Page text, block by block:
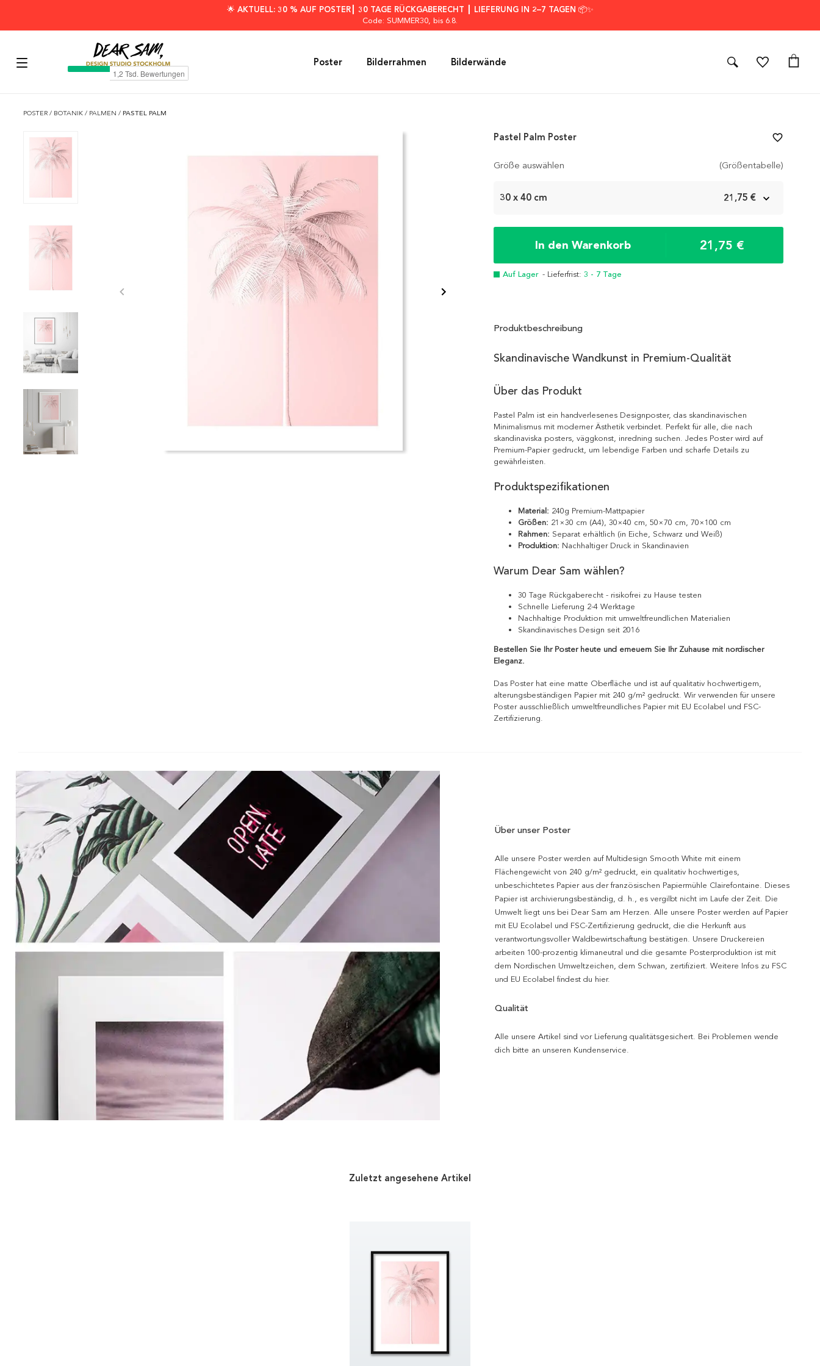
🌟 AKTUELL: 30 % AUF POSTER┃ 30 TAGE RÜCKGABERECHT ┃ LIEFERUNG IN 2–7 TAGEN 📦✨
Code: SUMMER30, bis 6.8.
Poster Bilderrahmen Bilderwände
POSTER / BOTANIK / PALMEN / PASTEL PALM
Größe auswählen (Größentabelle)
30 x 40 cm 21,75 €
In den Warenkorb 21,75 €
Auf Lager - Lieferfrist: 3 - 7 Tage
Pastel Palm Poster favorite_border
Produktbeschreibung
Skandinavische Wandkunst in Premium-Qualität
Über das Produkt
Pastel Palm ist ein handverlesenes Designposter, das skandinavischen
Minimalismus mit moderner Ästhetik verbindet. Perfekt für alle, die nach
skandinaviska posters, väggkonst, inredning suchen. Jedes Poster wird auf
Premium-Papier gedruckt, um lebendige Farben und scharfe Details zu
gewährleisten.
Produktspezifikationen
Material: 240g Premium-Mattpapier
Größen: 21×30 cm (A4), 30×40 cm, 50×70 cm, 70×100 cm
Rahmen: Separat erhältlich (in Eiche, Schwarz und Weiß)
Produktion: Nachhaltiger Druck in Skandinavien
Warum Dear Sam wählen?
30 Tage Rückgaberecht - risikofrei zu Hause testen
Schnelle Lieferung 2-4 Werktage
Nachhaltige Produktion mit umweltfreundlichen Materialien
Skandinavisches Design seit 2016
Bestellen Sie Ihr Poster heute und erneuern Sie Ihr Zuhause mit nordischer
Eleganz.
Das Poster hat eine matte Oberfläche und ist auf qualitativ hochwertigem,
alterungsbeständigen Papier mit 240 g/m² gedruckt. Wir verwenden für unsere
Poster ausschließlich umweltfreundliches Papier mit EU Ecolabel und FSC-
Zertifizierung.
Über unser Poster
Alle unsere Poster werden auf Multidesign Smooth White mit einem
Flächengewicht von 240 g/m² gedruckt, ein qualitativ hochwertiges,
unbeschichtetes Papier aus der französischen Papiermühle Clairefontaine. Dieses
Papier ist archivierungsbeständig, d. h., es vergilbt nicht im Laufe der Zeit. Die
Umwelt liegt uns bei Dear Sam am Herzen. Alle unsere Poster werden auf Papier
mit EU Ecolabel und FSC-Zertifizierung gedruckt, die die Herkunft aus
verantwortungsvoller Waldbewirtschaftung bestätigen. Unsere Druckereien
arbeiten 100-prozentig klimaneutral und die gesamte Posterproduktion ist mit
dem Nordischen Umweltzeichen, dem Schwan, zertifiziert. Weitere Infos zu FSC
und EU Ecolabel findest du hier.
Qualität
Alle unsere Artikel sind vor Lieferung qualitätsgesichert. Bei Problemen wende
dich bitte an unseren Kundenservice.
Zuletzt angesehene Artikel